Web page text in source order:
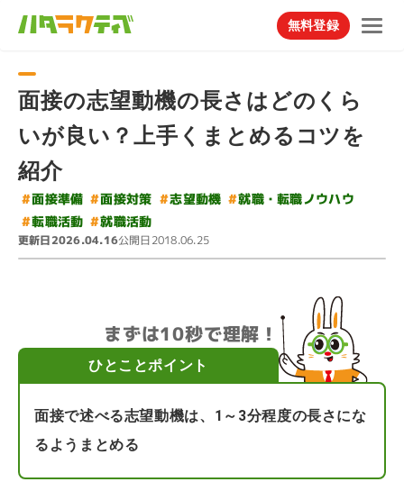
無料登録
面接の志望動機の長さはどのくら
いが良い？上手くまとめるコツを
紹介
#面接準備 #面接対策 #志望動機 #就職・転職ノウハウ
#転職活動 #就職活動
更新日2026.04.16公開日2018.06.25
まずは10秒で理解！
ひとことポイント
面接で述べる志望動機は、1～3分程度の長さにな
るようまとめる